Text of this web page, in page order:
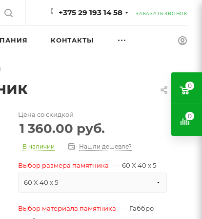
+375 29 193 14 58 ЗАКАЗАТЬ ЗВОНОК
КОНТАКТЫ
Цена со скидкой
1 360.00 руб.
В наличии Нашли дешевле?
Выбор размера памятника — 60 X 40 x 5
60 X 40 x 5
Выбор материала памятника — Габбро-
0
0